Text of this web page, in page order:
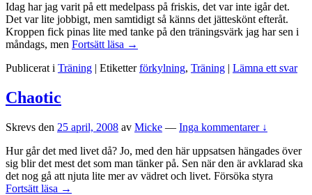
Idag har jag varit på ett medelpass på friskis, det var inte igår det.
Det var lite jobbigt, men samtidigt så känns det jätteskönt efteråt.
Kroppen fick pinas lite med tanke på den träningsvärk jag har sen i
måndags, men Fortsätt läsa Medelpass
friskis!
→
Publicerat i Träning | Etiketter förkylning, Träning | Lämna ett svar
Chaotic
Skrevs den 25 april, 2008 av Micke — Inga kommentarer ↓
Hur går det med livet då? Jo, med den här uppsatsen hängades över
sig blir det mest det som man tänker på. Sen när den är avklarad ska
det nog gå att njuta lite mer av vädret och livet. Försöka styra
Fortsätt läsa Chaotic
→